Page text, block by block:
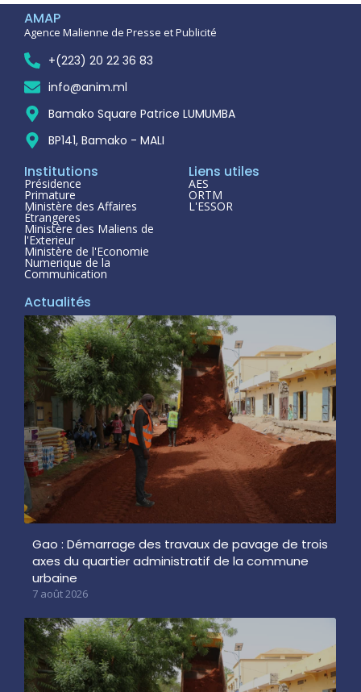
AMAP
Agence Malienne de Presse et Publicité
+(223) 20 22 36 83
info@anim.ml
Bamako Square Patrice LUMUMBA
BP141, Bamako - MALI
Institutions
Présidence
Primature
Ministère des Affaires
Étrangeres
Ministère des Maliens de
l'Exterieur
Ministère de l'Economie
Numerique de la
Communication
Liens utiles
AES
ORTM
L'ESSOR
Actualités
Gao : Démarrage des travaux de pavage de trois
axes du quartier administratif de la commune
urbaine
7 août 2026